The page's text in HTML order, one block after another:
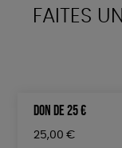
FAITES
DON DE 25 €
25,00 €